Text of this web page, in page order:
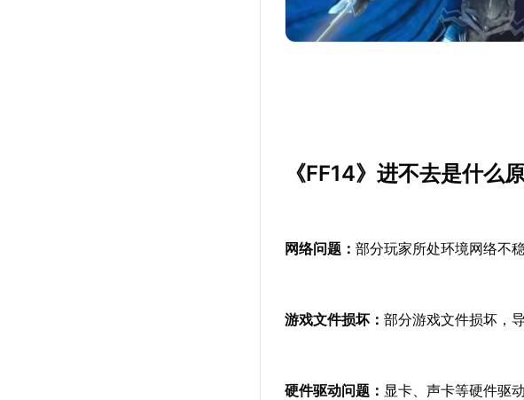
《FF14》进不去是什么
网络问题：部分玩家所处环境网络不
游戏文件损坏：部分游戏文件损坏，
硬件驱动问题： 显卡、声卡等硬件驱